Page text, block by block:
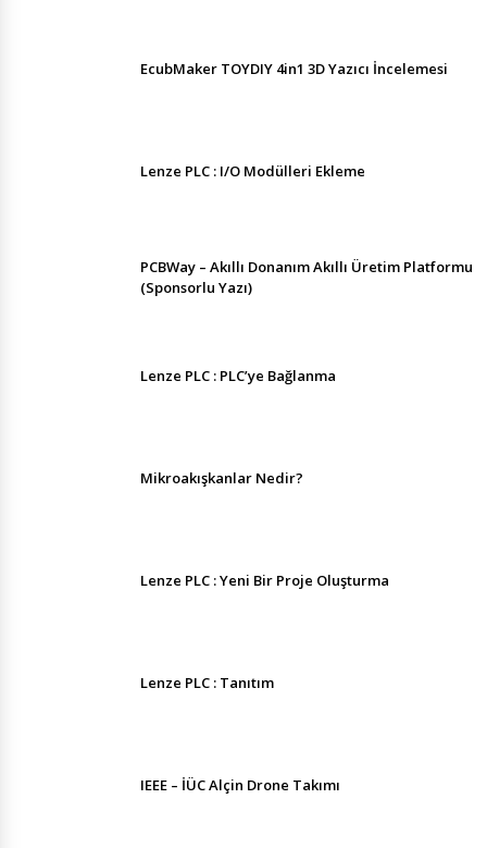
EcubMaker TOYDIY 4in1 3D Yazıcı İncelemesi
Lenze PLC : I/O Modülleri Ekleme
PCBWay – Akıllı Donanım Akıllı Üretim Platformu
(Sponsorlu Yazı)
Lenze PLC : PLC’ye Bağlanma
Mikroakışkanlar Nedir?
Lenze PLC : Yeni Bir Proje Oluşturma
Lenze PLC : Tanıtım
IEEE – İÜC Alçin Drone Takımı